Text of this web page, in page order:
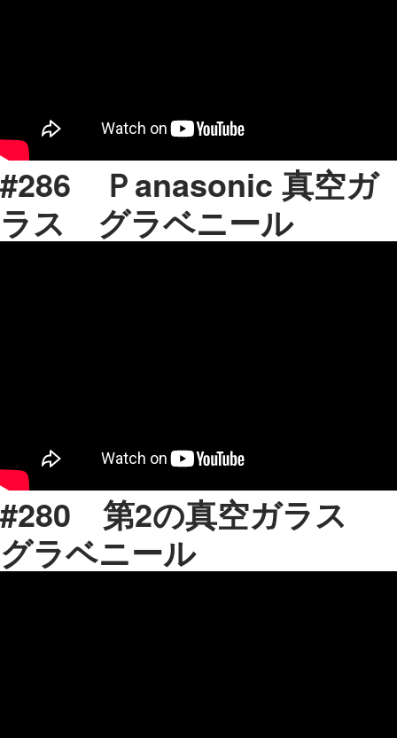
#286 Ｐanasonic 真空ガ
ラス グラベニール
#280 第2の真空ガラス
グラベニール